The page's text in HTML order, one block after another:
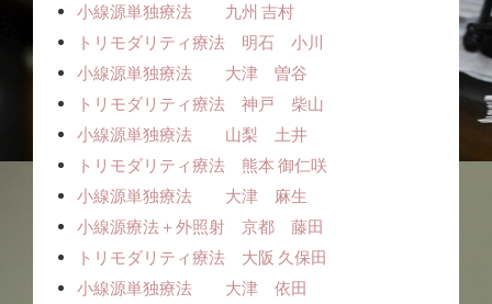
小線源単独療法 九州 吉村
トリモダリティ療法 明石 小川
小線源単独療法 大津 曽谷
トリモダリティ療法 神戸 柴山
小線源単独療法 山梨 土井
トリモダリティ療法 熊本 御仁咲
小線源単独療法 大津 麻生
小線源療法＋外照射 京都 藤田
トリモダリティ療法 大阪 久保田
小線源単独療法 大津 依田